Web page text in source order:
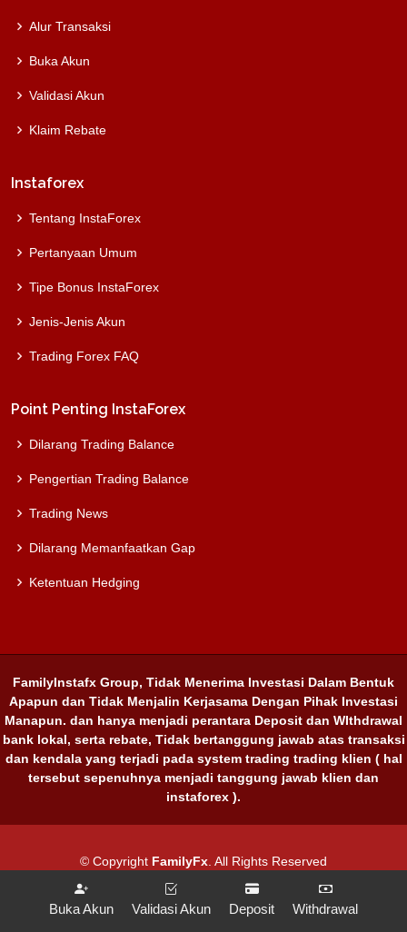
Alur Transaksi
Buka Akun
Validasi Akun
Klaim Rebate
Instaforex
Tentang InstaForex
Pertanyaan Umum
Tipe Bonus InstaForex
Jenis-Jenis Akun
Trading Forex FAQ
Point Penting InstaForex
Dilarang Trading Balance
Pengertian Trading Balance
Trading News
Dilarang Memanfaatkan Gap
Ketentuan Hedging
FamilyInstafx Group, Tidak Menerima Investasi Dalam Bentuk
Apapun dan Tidak Menjalin Kerjasama Dengan Pihak Investasi
Manapun. dan hanya menjadi perantara Deposit dan WIthdrawal
bank lokal, serta rebate, Tidak bertanggung jawab atas transaksi
dan kendala yang terjadi pada system trading trading klien ( hal
tersebut sepenuhnya menjadi tanggung jawab klien dan
instaforex ).
© Copyright FamilyFx . All Rights Reserved
Buka Akun Validasi Akun Deposit Withdrawal